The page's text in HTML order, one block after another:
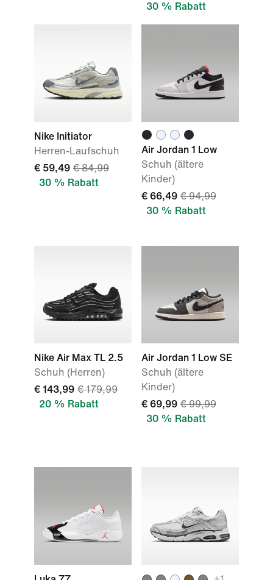
30 % Rabatt
Nike Initiator
Herren-Laufschuh
€ 59,49 € 84,99
30 % Rabatt
Air Jordan 1 Low
Schuh (ältere
Kinder)
€ 66,49 € 94,99
30 % Rabatt
Nike Air Max TL 2.5
Schuh (Herren)
€ 143,99 € 179,99
20 % Rabatt
Air Jordan 1 Low SE
Schuh (ältere
Kinder)
€ 69,99 € 99,99
30 % Rabatt